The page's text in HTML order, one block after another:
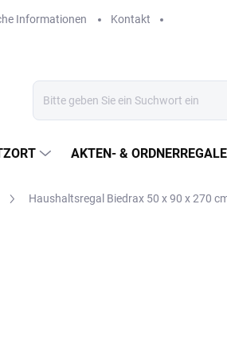
Informationen Kontakt
AKTEN- & ORDNERREGALE
Haushaltsregal Biedrax 50 x 90 x 270